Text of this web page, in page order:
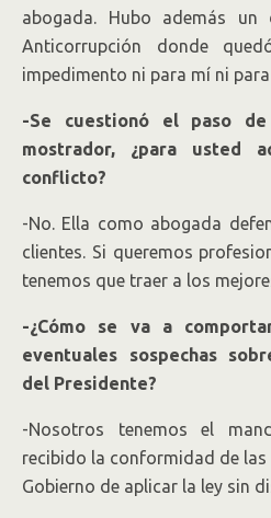
abogada. Hubo además
Anticorrupción donde
impedimento ni para mí ni
-Se cuestionó el paso
mostrador, ¿para usted
conflicto?
-No. Ella como abogada
clientes. Si queremos
tenemos que traer a los
-¿Cómo se va a
eventuales sospechas
del Presidente?
-Nosotros tenemos el
recibido la conformidad de
Gobierno de aplicar la ley sin